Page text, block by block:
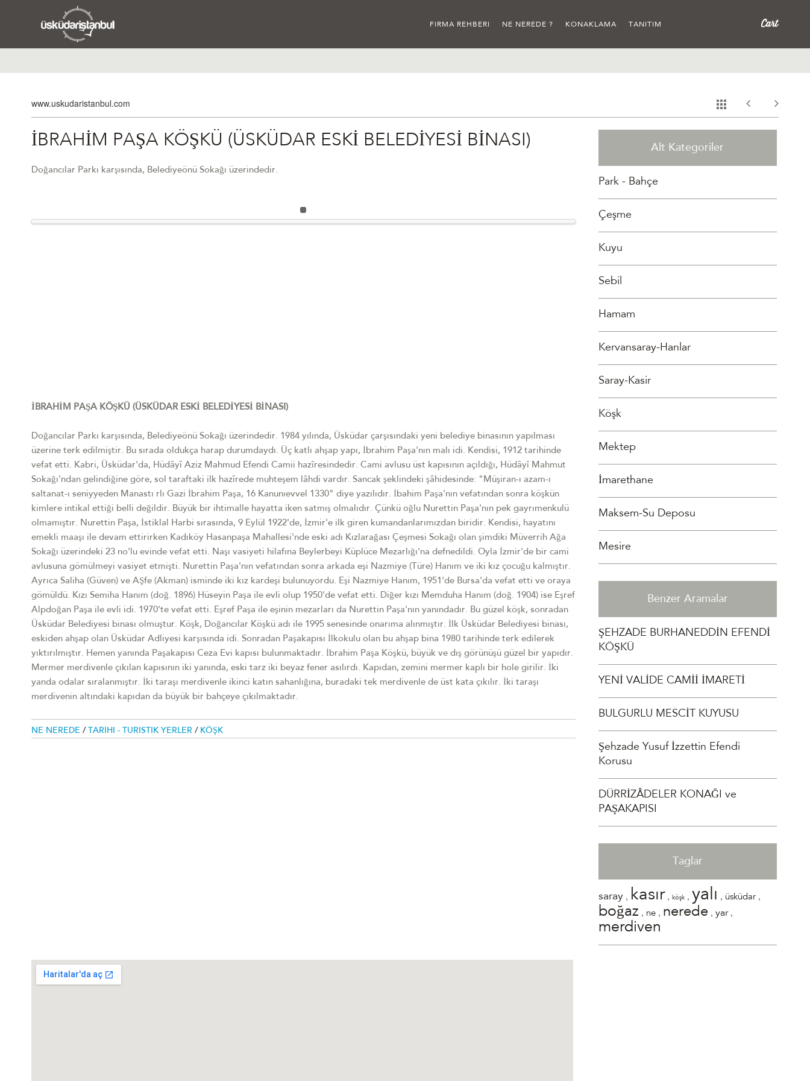
FIRMA REHBERI NE NEREDE ? KONAKLAMA TANITIM
www.uskudaristanbul.com
İBRAHİM PAŞA KÖŞKÜ (ÜSKÜDAR ESKİ BELEDİYESİ BİNASI)
Doğancılar Parkı karşısında, Belediyeönü Sokağı üzerindedir.
İBRAHİM PAŞA KÖŞKÜ (ÜSKÜDAR ESKİ BELEDİYESİ BİNASI)
Doğancılar Parkı karşısında, Belediyeönü Sokağı üzerindedir. 1984 yılında, Üsküdar çarşısındaki yeni belediye binasının yapılması
üzerine terk edilmiştir. Bu sırada oldukça harap durumdaydı. Üç katlı ahşap yapı, İbrahim Paşa'nın malı idi. Kendisi, 1912 tarihinde
vefat etti. Kabri, Üsküdar'da, Hüdâyî Aziz Mahmud Efendi Camii hazîresindedir. Cami avlusu üst kapısının açıldığı, Hüdâyî Mahmut
Sokağı'ndan gelindiğine göre, sol taraftaki ilk hazîrede muhteşem lâhdi vardır. Sancak şeklindeki şâhidesinde: "Müşiran-ı azam-ı
saltanat-ı seniyyeden Manastı rlı Gazi İbrahim Paşa, 16 Kanunıevvel 1330" diye yazılıdır. İbahim Paşa'nın vefatından sonra köşkün
kimlere intikal ettiği belli değildir. Büyük bir ihtimalle hayatta iken satmış olmalıdır. Çünkü oğlu Nurettin Paşa'nın pek gayrımenkulü
olmamıştır. Nurettin Paşa, İstiklal Harbi sırasında, 9 Eylül 1922'de, İzmir'e ilk giren kumandanlarımızdan biridir. Kendisi, hayatını
emekli maaşı ile devam ettirirken Kadıköy Hasanpaşa Mahallesi'nde eski adı Kızlarağası Çeşmesi Sokağı olan şimdiki Müverrih Ağa
Sokağı üzerindeki 23 no'lu evinde vefat etti. Naşı vasiyeti hilafına Beylerbeyi Küplüce Mezarlığı'na defnedildi. Oyla İzmir'de bir cami
avlusuna gömülmeyi vasiyet etmişti. Nurettin Paşa'nın vefatından sonra arkada eşi Nazmiye (Türe) Hanım ve iki kız çocuğu kalmıştır.
Ayrıca Saliha (Güven) ve AŞfe (Akman) isminde iki kız kardeşi bulunuyordu. Eşi Nazmiye Hanım, 1951'de Bursa'da vefat etti ve oraya
gömüldü. Kızı Semiha Hanım (doğ. 1896) Hüseyin Paşa ile evli olup 1950'de vefat etti. Diğer kızı Memduha Hanım (doğ. 1904) ise Eşref
Alpdoğan Paşa ile evli idi. 1970'te vefat etti. Eşref Paşa ile eşinin mezarları da Nurettin Paşa'nın yanındadır. Bu güzel köşk, sonradan
Üsküdar Belediyesi binası olmuştur. Köşk, Doğancılar Köşkü adı ile 1995 senesinde onarıma alınmıştır. İlk Üsküdar Belediyesi binası,
eskiden ahşap olan Üsküdar Adliyesi karşısında idi. Sonradan Paşakapısı İlkokulu olan bu ahşap bina 1980 tarihinde terk edilerek
yıktırılmıştır. Hemen yanında Paşakapısı Ceza Evi kapısı bulunmaktadır. İbrahim Paşa Köşkü, büyük ve dış görünüşü güzel bir yapıdır.
Mermer merdivenle çıkılan kapısının iki yanında, eski tarz iki beyaz fener asılırdı. Kapıdan, zemini mermer kaplı bir hole girilir. İki
yanda odalar sıralanmıştır. İki taraşı merdivenle ikinci katın sahanlığına, buradaki tek merdivenle de üst kata çıkılır. İki taraşı
merdivenin altındaki kapıdan da büyük bir bahçeye çıkılmaktadır.
NE NEREDE / TARIHI - TURISTIK YERLER / KÖŞK
Alt Kategoriler
Park - Bahçe
Çeşme
Kuyu
Sebil
Hamam
Kervansaray-Hanlar
Saray-Kasir
Köşk
Mektep
İmarethane
Maksem-Su Deposu
Mesire
Benzer Aramalar
ŞEHZADE BURHANEDDİN EFENDİ
KÖŞKÜ
YENİ VALİDE CAMİİ İMARETİ
BULGURLU MESCİT KUYUSU
Şehzade Yusuf İzzettin Efendi
Korusu
DÜRRİZÂDELER KONAĞI ve
PAŞAKAPISI
Taglar
saray , kasır,köşk , yalı , üsküdar ,
boğaz , ne , nerede ,yar,
merdiven